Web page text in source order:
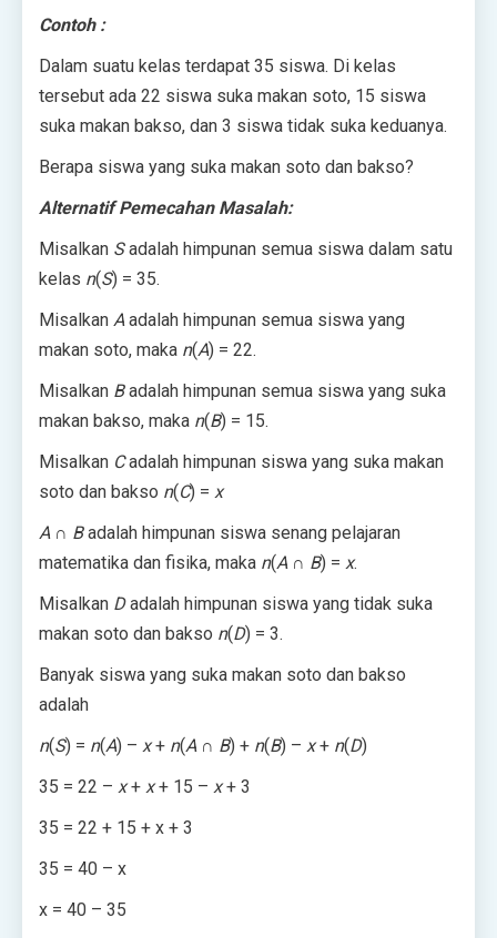
Contoh :
Dalam suatu kelas terdapat 35 siswa. Di kelas
tersebut ada 22 siswa suka makan soto, 15 siswa
suka makan bakso, dan 3 siswa tidak suka keduanya.
Berapa siswa yang suka makan soto dan bakso?
Alternatif Pemecahan Masalah:
Misalkan Sadalah himpunan semua siswa dalam satu
kelas n(S) = 35.
Misalkan A adalah himpunan semua siswa yang
makan soto, maka n(A) = 22.
Misalkan Badalah himpunan semua siswa yang suka
makan bakso, maka n(B) = 15.
Misalkan Cadalah himpunan siswa yang suka makan
soto dan bakso n(C) = x
A ∩ Badalah himpunan siswa senang pelajaran
matematika dan fisika, maka n(A ∩ B) = x.
Misalkan Dadalah himpunan siswa yang tidak suka
makan soto dan bakso n(D) = 3.
Banyak siswa yang suka makan soto dan bakso
adalah
n(S) = n(A) – x+ n(A ∩ B) + n(B) – x+ n(D)
35 = 22 – x+ x+ 15 – x+ 3
35 = 22 + 15 + x + 3
35 = 40 – x
x = 40 – 35